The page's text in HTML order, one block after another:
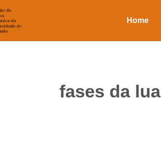
Home
fases da lua